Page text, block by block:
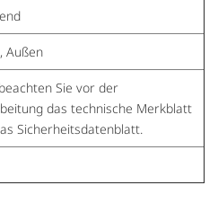
Außen
Sie vor der
das technische Merkblatt
Sicherheitsdatenblatt.